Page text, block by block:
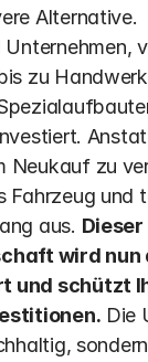
Alternative.
Unternehmen,
zu
Neukauf zu
Fahrzeug und
aus.
wird nun
und schützt
Die